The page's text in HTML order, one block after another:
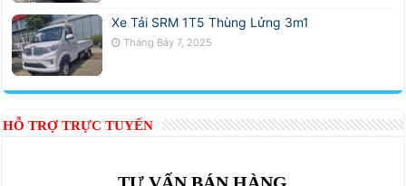
Xe Tải SRM 1T5 Thùng Lửng 3m1
Tháng Bảy 7, 2025
HỖ TRỢ TRỰC TUYẾN